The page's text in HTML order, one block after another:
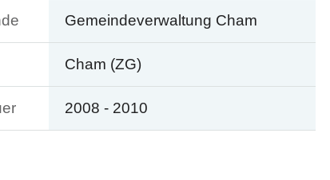
Gemeindeverwaltung Cham
Cham (ZG)
2008 - 2010